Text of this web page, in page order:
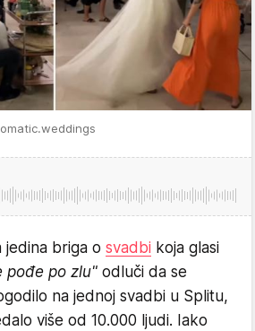
jedina briga o svadbi koja glasi
pođe po zlu" odluči da se
na jednoj svadbi u Splitu,
više od 10.000 ljudi. Iako